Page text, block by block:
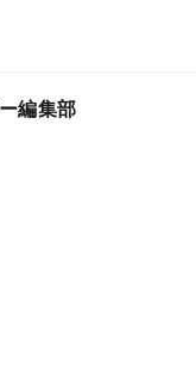
編集部